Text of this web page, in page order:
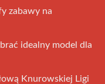
zabawy na
idealny model dla
Knurowskiej Ligi